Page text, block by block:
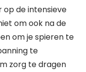
op de intensieve
om ook na de
om je spieren te
te
zorg te dragen